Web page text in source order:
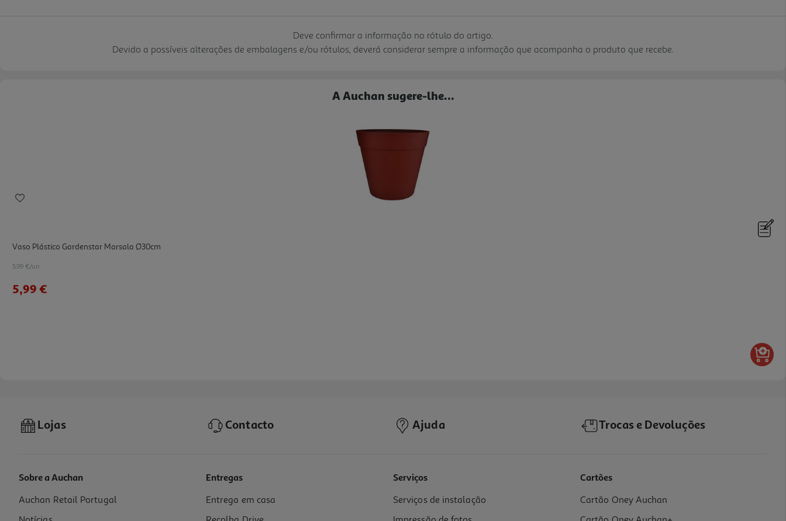
Deve confirmar a informação no rótulo do artigo.
Devido a possíveis alterações de embalagens e/ou rótulos, deverá considerar sempre a informação que acompanha o produto que recebe.
A Auchan sugere-lhe...
Vaso Plástico Gardenstar Marsala Ø30cm
5.99 €/un
5,99 €
Vaso Plástico Gardenstar Marsala Ø25cm
Lojas Contacto Ajuda Trocas e Devoluções
Sobre a Auchan
Auchan Retail Portugal
Entregas
Entrega em casa
Serviços
Serviços de instalação
Cartões
Cartão Oney Auchan